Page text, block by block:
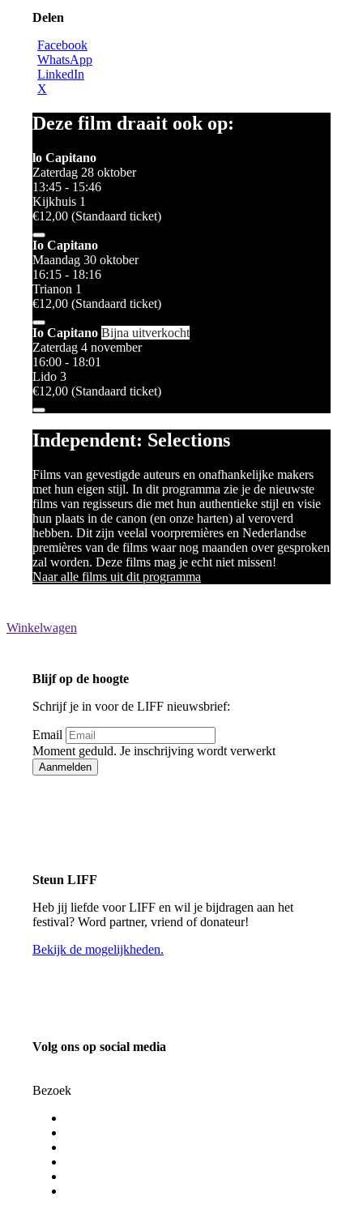
Delen
Facebook
WhatsApp
LinkedIn
X
Deze film draait ook op:
lo Capitano
Zaterdag 28 oktober
13:45 - 15:46
Kijkhuis 1
€12,00 (Standaard ticket)
Io Capitano
Maandag 30 oktober
16:15 - 18:16
Trianon 1
€12,00 (Standaard ticket)
Io Capitano Bijna uitverkocht
Zaterdag 4 november
16:00 - 18:01
Lido 3
€12,00 (Standaard ticket)
Independent: Selections
Films van gevestigde auteurs en onafhankelijke makers
met hun eigen stijl. In dit programma zie je de nieuwste
films van regisseurs die met hun authentieke stijl en visie
hun plaats in de canon (en onze harten) al veroverd
hebben. Dit zijn veelal voorpremières en Nederlandse
premières van de films waar nog maanden over gesproken
zal worden. Deze films mag je echt niet missen!
Naar alle films uit dit programma
Winkelwagen
Blijf op de hoogte
Schrijf je in voor de LIFF nieuwsbrief:
Email
Moment geduld. Je inschrijving wordt verwerkt
Aanmelden
Steun LIFF
Heb jij liefde voor LIFF en wil je bijdragen aan het
festival? Word partner, vriend of donateur!
Bekijk de mogelijkheden.
Volg ons op social media
Bezoek